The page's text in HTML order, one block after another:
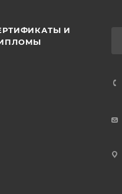
И